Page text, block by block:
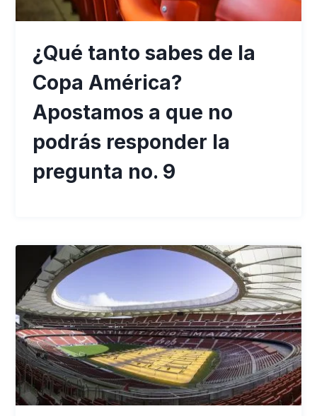
¿Qué tanto sabes de la
Copa América?
Apostamos a que no
podrás responder la
pregunta no. 9